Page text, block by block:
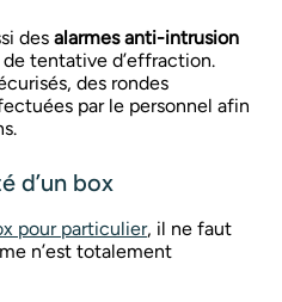
des alarmes anti-intrusion
tentative d’effraction.
des rondes
par le personnel afin
d’un box
pour particulier, il ne faut
n’est totalement